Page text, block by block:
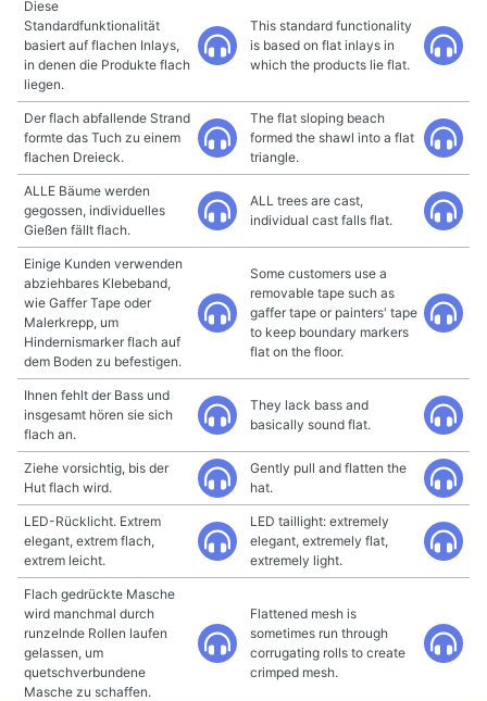
Diese
Standardfunktionalität
basiert auf flachen Inlays,
in denen die Produkte flach
liegen.
This standard functionality
is based on flat inlays in
which the products lie flat.
Der flach abfallende Strand
formte das Tuch zu einem
flachen Dreieck.
The flat sloping beach
formed the shawl into a flat
triangle.
ALLE Bäume werden
gegossen, individuelles
Gießen fällt flach.
ALL trees are cast,
individual cast falls flat.
Einige Kunden verwenden
abziehbares Klebeband,
wie Gaffer Tape oder
Malerkrepp, um
Hindernismarker flach auf
dem Boden zu befestigen.
Some customers use a
removable tape such as
gaffer tape or painters' tape
to keep boundary markers
flat on the floor.
Ihnen fehlt der Bass und
insgesamt hören sie sich
flach an.
They lack bass and
basically sound flat.
Ziehe vorsichtig, bis der
Hut flach wird.
Gently pull and flatten the
hat.
LED-Rücklicht. Extrem
elegant, extrem flach,
extrem leicht.
LED taillight: extremely
elegant, extremely flat,
extremely light.
Flach gedrückte Masche
wird manchmal durch
runzelnde Rollen laufen
gelassen, um
quetschverbundene
Masche zu schaffen.
Flattened mesh is
sometimes run through
corrugating rolls to create
crimped mesh.